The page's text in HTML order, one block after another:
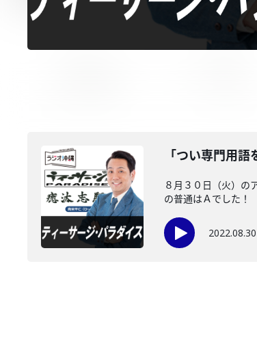
「つい専門用
８月３０日（火）の
の普通はＡでした！
2022.08.30